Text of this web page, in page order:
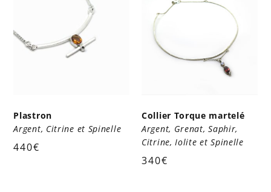
Plastron
Argent, Citrine et Spinelle
440€
Collier Torque martelé
Argent, Grenat, Saphir,
Citrine, Iolite et Spinelle
340€